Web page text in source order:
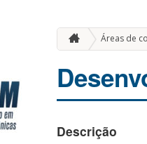
Áreas de
Descrição